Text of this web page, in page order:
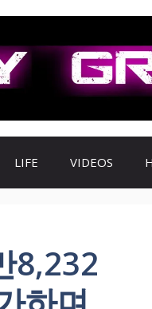
LIFE VIDEOS
8,232